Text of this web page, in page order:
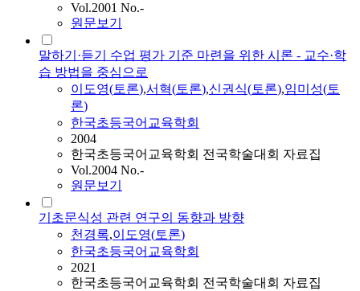
Vol.2001 No.-
원문보기
말하기·듣기 수업 평가 기준 마련을 위한 시론 - 교수·학
습 방법을 중심으로
이도영(토론),서혁(토론),신권식(토론),임미성(토
론)
한국초등국어교육학회
2004
한국초등국어교육학회 전국학술대회 자료집
Vol.2004 No.-
원문보기
기초문식성 관련 연구의 동향과 방향
천경록,이도영(토론)
한국초등국어교육학회
2021
한국초등국어교육학회 전국학술대회 자료집